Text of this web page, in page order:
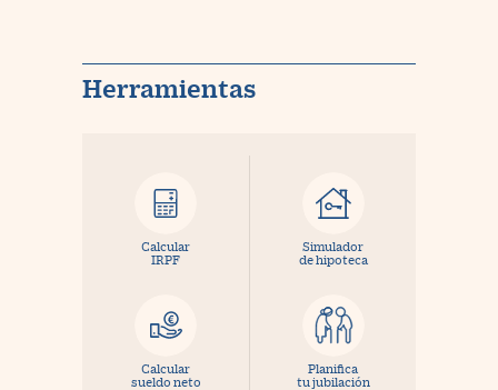
Herramientas
Calcular
IRPF
Simulador
de hipoteca
Calcular
sueldo neto
Planifica
tu jubilación